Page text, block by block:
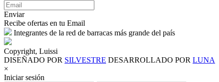
Enviar
Recibe ofertas en tu Email
Integrantes de la red de barracas más grande del país
Copyright, Luissi
DISEÑADO POR SILVESTRE DESARROLLADO POR LUNA
×
Iniciar sesión